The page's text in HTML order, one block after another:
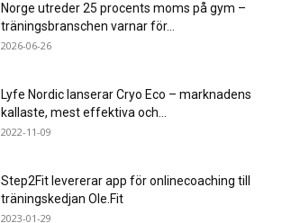
Norge utreder 25 procents moms på gym –
träningsbranschen varnar för...
2026-06-26
Lyfe Nordic lanserar Cryo Eco – marknadens
kallaste, mest effektiva och...
2022-11-09
Step2Fit levererar app för onlinecoaching till
träningskedjan Ole.Fit
2023-01-29